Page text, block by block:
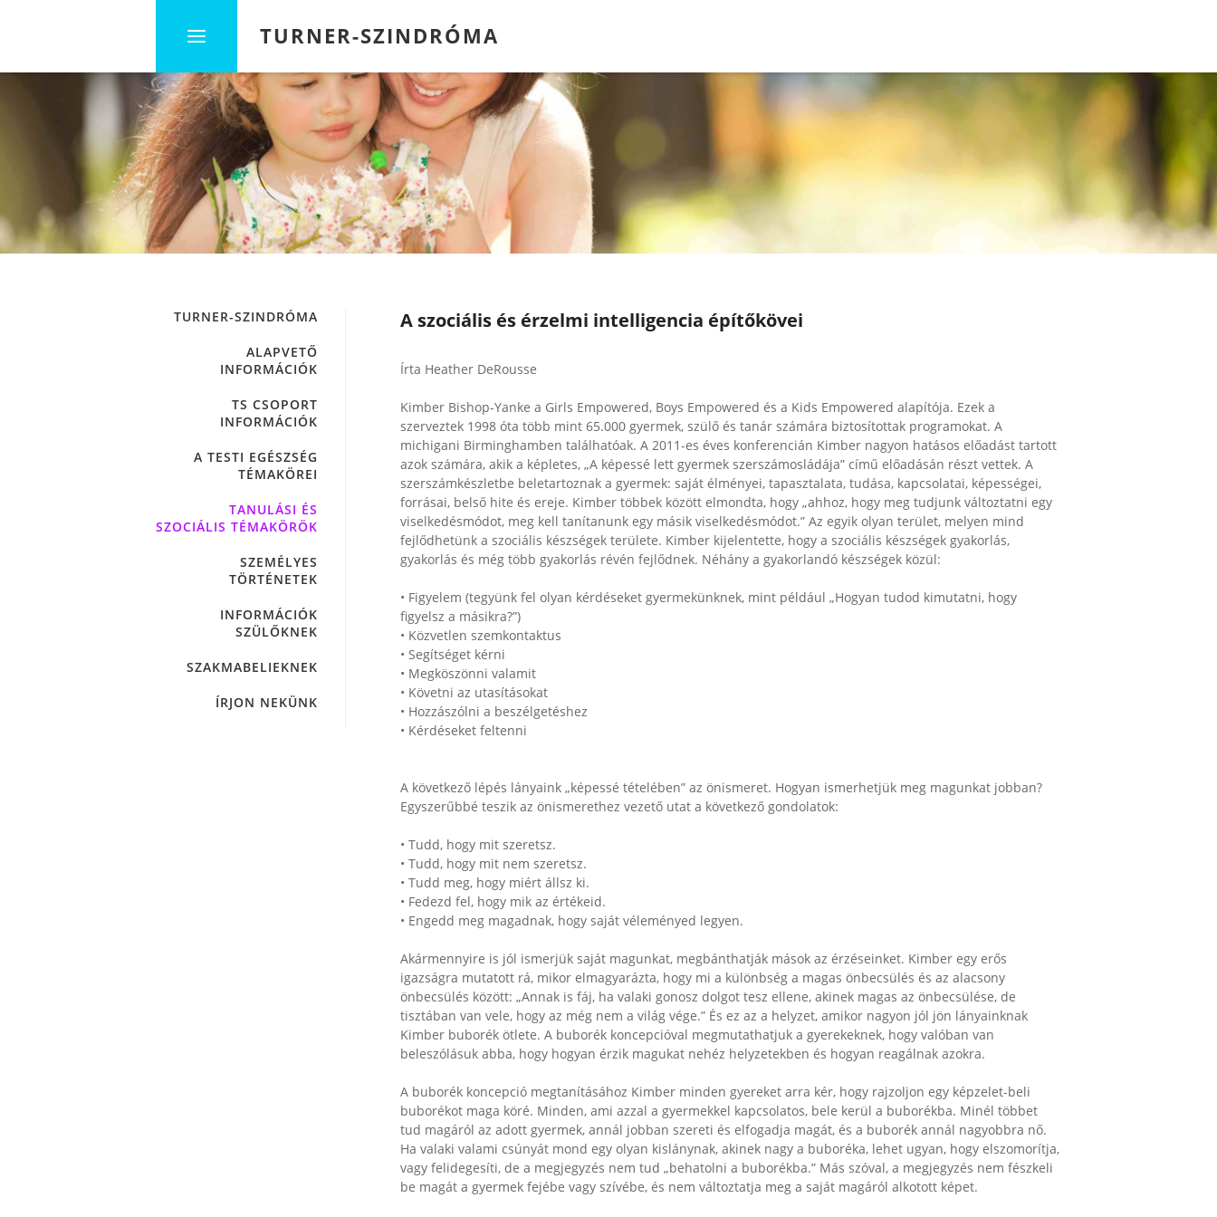
TURNER-SZINDRÓMA
TURNER-SZINDRÓMA
ALAPVETŐ
INFORMÁCIÓK
TS CSOPORT
INFORMÁCIÓK
A TESTI EGÉSZSÉG
TÉMAKÖREI
TANULÁSI ÉS
SZOCIÁLIS TÉMAKÖRÖK
SZEMÉLYES
TÖRTÉNETEK
INFORMÁCIÓK
SZÜLŐKNEK
SZAKMABELIEKNEK
ÍRJON NEKÜNK
A szociális és érzelmi intelligencia építőkövei
Írta Heather DeRousse
Kimber Bishop-Yanke a Girls Empowered, Boys Empowered és a Kids Empowered alapítója. Ezek a
szerveztek 1998 óta több mint 65.000 gyermek, szülő és tanár számára biztosítottak programokat. A
michigani Birminghamben találhatóak. A 2011-es éves konferencián Kimber nagyon hatásos előadást tartott
azok számára, akik a képletes, „A képessé lett gyermek szerszámosládája” című előadásán részt vettek. A
szerszámkészletbe beletartoznak a gyermek: saját élményei, tapasztalata, tudása, kapcsolatai, képességei,
forrásai, belső hite és ereje. Kimber többek között elmondta, hogy „ahhoz, hogy meg tudjunk változtatni egy
viselkedésmódot, meg kell tanítanunk egy másik viselkedésmódot.” Az egyik olyan terület, melyen mind
fejlődhetünk a szociális készségek területe. Kimber kijelentette, hogy a szociális készségek gyakorlás,
gyakorlás és még több gyakorlás révén fejlődnek. Néhány a gyakorlandó készségek közül:
• Figyelem (tegyünk fel olyan kérdéseket gyermekünknek, mint például „Hogyan tudod kimutatni, hogy
figyelsz a másikra?”)
• Közvetlen szemkontaktus
• Segítséget kérni
• Megköszönni valamit
• Követni az utasításokat
• Hozzászólni a beszélgetéshez
• Kérdéseket feltenni
A következő lépés lányaink „képessé tételében” az önismeret. Hogyan ismerhetjük meg magunkat jobban?
Egyszerűbbé teszik az önismerethez vezető utat a következő gondolatok:
• Tudd, hogy mit szeretsz.
• Tudd, hogy mit nem szeretsz.
• Tudd meg, hogy miért állsz ki.
• Fedezd fel, hogy mik az értékeid.
• Engedd meg magadnak, hogy saját véleményed legyen.
Akármennyire is jól ismerjük saját magunkat, megbánthatják mások az érzéseinket. Kimber egy erős
igazságra mutatott rá, mikor elmagyarázta, hogy mi a különbség a magas önbecsülés és az alacsony
önbecsülés között: „Annak is fáj, ha valaki gonosz dolgot tesz ellene, akinek magas az önbecsülése, de
tisztában van vele, hogy az még nem a világ vége.” És ez az a helyzet, amikor nagyon jól jön lányainknak
Kimber buborék ötlete. A buborék koncepcióval megmutathatjuk a gyerekeknek, hogy valóban van
beleszólásuk abba, hogy hogyan érzik magukat nehéz helyzetekben és hogyan reagálnak azokra.
A buborék koncepció megtanításához Kimber minden gyereket arra kér, hogy rajzoljon egy képzelet-beli
buborékot maga köré. Minden, ami azzal a gyermekkel kapcsolatos, bele kerül a buborékba. Minél többet
tud magáról az adott gyermek, annál jobban szereti és elfogadja magát, és a buborék annál nagyobbra nő.
Ha valaki valami csúnyát mond egy olyan kislánynak, akinek nagy a buboréka, lehet ugyan, hogy elszomorítja,
vagy felidegesíti, de a megjegyzés nem tud „behatolni a buborékba.” Más szóval, a megjegyzés nem fészkeli
be magát a gyermek fejébe vagy szívébe, és nem változtatja meg a saját magáról alkotott képet.